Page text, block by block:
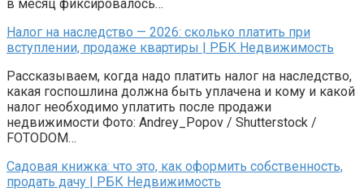
в месяц фиксировалось…
Налог на наследство — 2026: сколько платить при
вступлении, продаже квартиры | РБК Недвижимость
Рассказываем, когда надо платить налог на наследство,
какая госпошлина должна быть уплачена и кому и какой
налог необходимо уплатить после продажи
недвижимости Фото: Andrey_Popov / Shutterstock /
FOTODOM…
Садовая книжка: что это, как оформить собственность,
продать дачу | РБК Недвижимость